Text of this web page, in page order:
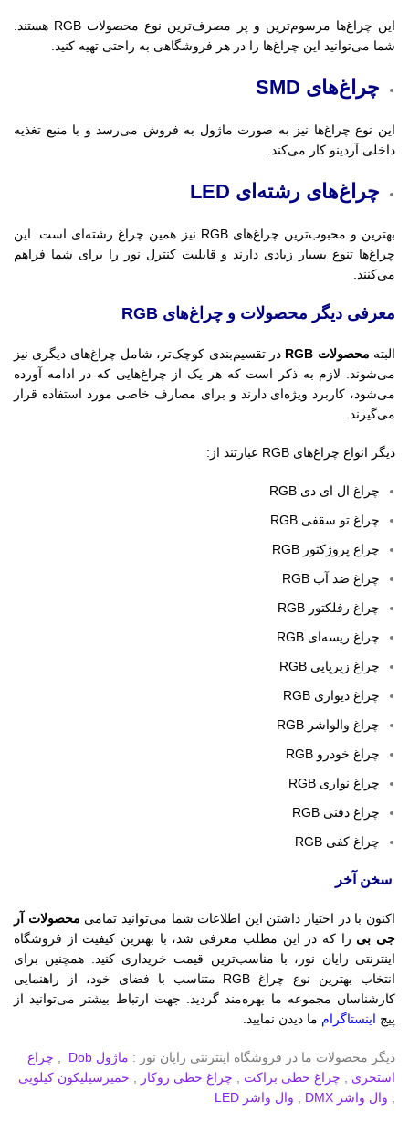
این چراغ‌ها مرسوم‌ترین و پر مصرف‌ترین نوع محصولات RGB هستند.
شما می‌توانید این چراغ‌ها را در هر فروشگاهی به راحتی تهیه کنید.
چراغ‌های SMD
این نوع چراغ‌ها نیز به صورت ماژول به فروش می‌رسد و با منبع تغذیه
داخلی آردینو کار می‌کند.
چراغ‌های رشته‌ای LED
بهترین و محبوب‌ترین چراغ‌های RGB نیز همین چراغ رشته‌ای است. این
چراغ‌ها تنوع بسیار زیادی دارند و قابلیت کنترل نور را برای شما فراهم
می‌کنند.
معرفی دیگر محصولات و چراغ‌های RGB
البته محصولات RGB
در تقسیم‌بندی کوچک‌تر، شامل چراغ‌های دیگری نیز
می‌شوند. لازم به ذکر است که هر یک از چراغ‌هایی که در ادامه آورده
می‌شود، کاربرد ویژه‌ای دارند و برای مصارف خاصی مورد استفاده قرار
می‌گیرند.
دیگر انواع چراغ‌های RGB عبارتند از:
چراغ ال ای دی RGB
چراغ تو سقفی RGB
چراغ پروژکتور RGB
چراغ ضد آب RGB
چراغ رفلکتور RGB
چراغ ریسه‌ای RGB
چراغ زیرپایی RGB
چراغ دیواری RGB
چراغ والواشر RGB
چراغ خودرو RGB
چراغ نواری RGB
چراغ دفنی RGB
چراغ کفی RGB
سخن آخر
اکنون با در اختیار داشتن این اطلاعات شما می‌توانید تمامی محصولات آر
جی بی را که در این مطلب معرفی شد، با بهترین کیفیت از فروشگاه
اینترنتی رایان نور، با مناسب‌ترین قیمت خریداری کنید. همچنین برای
انتخاب بهترین نوع چراغ RGB متناسب با فضای خود، از راهنمایی
کارشناسان مجموعه ما بهره‌مند گردید. جهت ارتباط بیشتر می‌توانید از
پیج اینستاگرام ما دیدن نمایید.
دیگر محصولات ما در فروشگاه اینترنتی رایان نور : ماژول Dob
چراغ
استخری
چراغ خطی براکت چراغ خطی روکار
خمیرسیلیکون کیلویی
وال واشر DMX وال واشر LED